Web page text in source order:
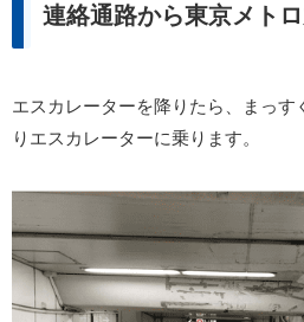
連絡通路から東京メト
エスカレーターを降りたら、まっす
りエスカレーターに乗ります。